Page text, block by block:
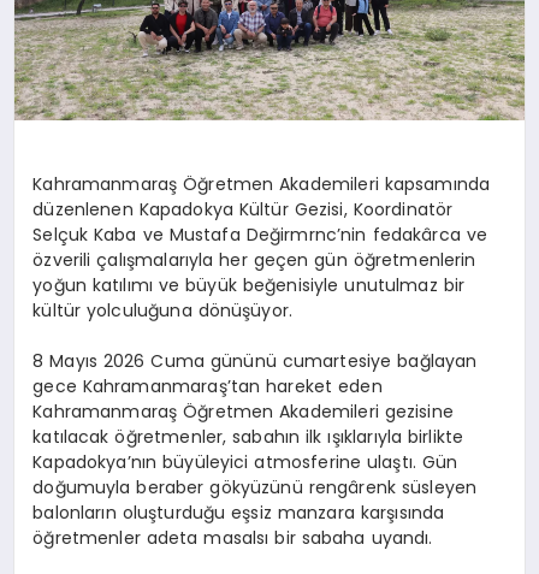
Kahramanmaraş Öğretmen Akademileri kapsamında
düzenlenen Kapadokya Kültür Gezisi, Koordinatör
Selçuk Kaba ve Mustafa Değirmrnc’nin fedakârca ve
özverili çalışmalarıyla her geçen gün öğretmenlerin
yoğun katılımı ve büyük beğenisiyle unutulmaz bir
kültür yolculuğuna dönüşüyor.
8 Mayıs 2026 Cuma gününü cumartesiye bağlayan
gece Kahramanmaraş’tan hareket eden
Kahramanmaraş Öğretmen Akademileri gezisine
katılacak öğretmenler, sabahın ilk ışıklarıyla birlikte
Kapadokya’nın büyüleyici atmosferine ulaştı. Gün
doğumuyla beraber gökyüzünü rengârenk süsleyen
balonların oluşturduğu eşsiz manzara karşısında
öğretmenler adeta masalsı bir sabaha uyandı.